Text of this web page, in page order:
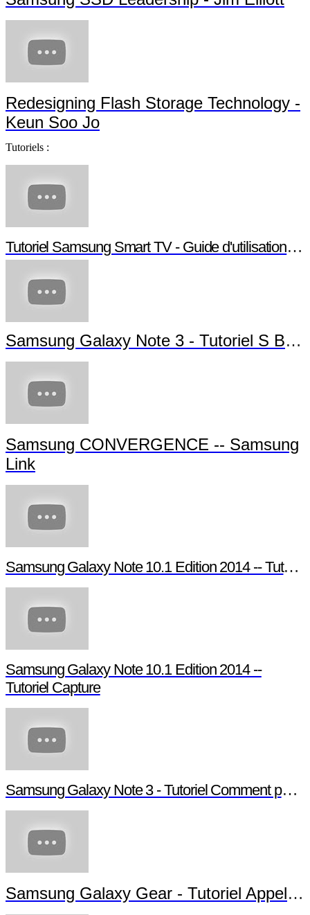
Redesigning Flash Storage Technology -
Keun Soo Jo
Tutoriels :
Tutoriel Samsung Smart TV - Guide d'utilisation Smart TV
Samsung Galaxy Note 3 - Tutoriel S Beam
Samsung CONVERGENCE -- Samsung
Link
Samsung Galaxy Note 10.1 Edition 2014 -- Tutoriel Pen Window
Samsung Galaxy Note 10.1 Edition 2014 --
Tutoriel Capture
Samsung Galaxy Note 3 - Tutoriel Comment paramétrer votre Note 3
Samsung Galaxy Gear - Tutoriel Appels et Messages